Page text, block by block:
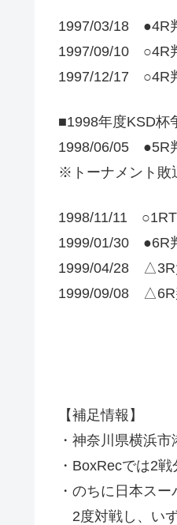
1997/03/18 ●4R
1997/09/10 ○4R
1997/12/17 ○4R
■1998年度KSD杯
1998/06/05 ●5R
※トーナメント敗
1998/11/11
1999/01/30 ●6R
1999/04/28
1999/09/08 △6R
【補足情報】
・神奈川県横浜市
・BoxRecでは2
・のちに日本ス
2度対戦し、い